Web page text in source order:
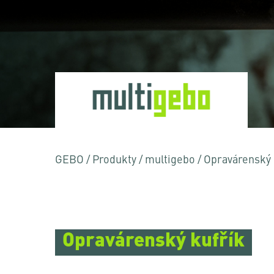
GEBO / Produkty / multigebo /
Opravárenský kufřík